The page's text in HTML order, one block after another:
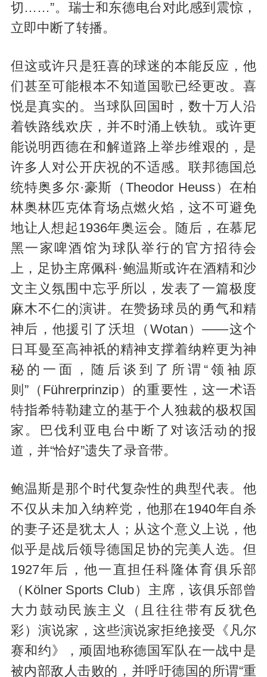
切……”。瑞士和东德电台对此感到震惊，
立即中断了转播。
但这或许只是狂喜的球迷的本能反应，他
们甚至可能根本不知道国歌已经更改。喜
悦是真实的。当球队回国时，数十万人沿
着铁路线欢庆，并不时涌上铁轨。或许更
能说明西德在和解道路上举步维艰的，是
许多人对公开庆祝的不适感。联邦德国总
统特奥多尔·豪斯（Theodor Heuss）在柏
林奥林匹克体育场点燃火焰，这不可避免
地让人想起1936年奥运会。随后，在慕尼
黑一家啤酒馆为球队举行的官方招待会
上，足协主席佩科·鲍温斯或许在酒精和沙
文主义氛围中忘乎所以，发表了一篇极度
麻木不仁的演讲。在赞扬球员的勇气和精
神后，他援引了沃坦（Wotan）——这个
日耳曼至高神祇的精神支撑着纳粹更为神
秘的一面，随后谈到了所谓“领袖原
则”（Führerprinzip）的重要性，这一术语
特指希特勒建立的基于个人独裁的极权国
家。巴伐利亚电台中断了对该活动的报
道，并“恰好”遗失了录音带。
鲍温斯是那个时代复杂性的典型代表。他
不仅从未加入纳粹党，他那在1940年自杀
的妻子还是犹太人；从这个意义上说，他
似乎是战后领导德国足协的完美人选。但
1927年后，他一直担任科隆体育俱乐部
（Kölner Sports Club）主席，该俱乐部曾
大力鼓动民族主义（且往往带有反犹色
彩）演说家，这些演说家拒绝接受《凡尔
赛和约》，顽固地称德国军队在一战中是
被内部敌人击败的，并呼吁德国的所谓“重